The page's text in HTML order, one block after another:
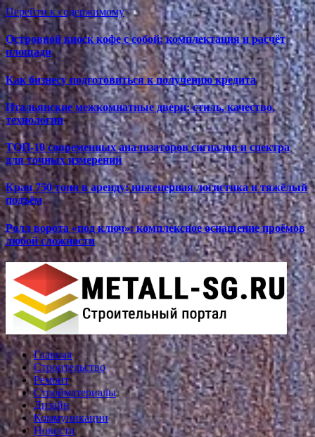
Перейти к содержимому
Островной киоск кофе с собой: комплектация и расчёт
площади
Как бизнесу подготовиться к получению кредита
Итальянские межкомнатные двери: стиль, качество,
технологии
ТОП-10 современных анализаторов сигналов и спектра
для точных измерений
Кран 750 тонн в аренду: инженерная логистика и тяжёлый
подъём
Ролл ворота «под ключ»: комплексное оснащение проёмов
любой сложности
Главная
Строительство
Ремонт
Стройматериалы
Дизайн
Коммуникации
Новости